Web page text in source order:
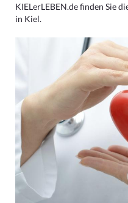
KIELerLEBEN.de finden Sie
in Kiel.